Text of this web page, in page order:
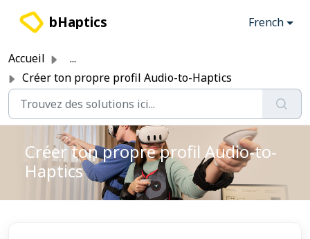
bHaptics French
Accueil
...
Créer ton propre profil Audio-to-Haptics
Créer ton propre profil Audio-to-
Haptics